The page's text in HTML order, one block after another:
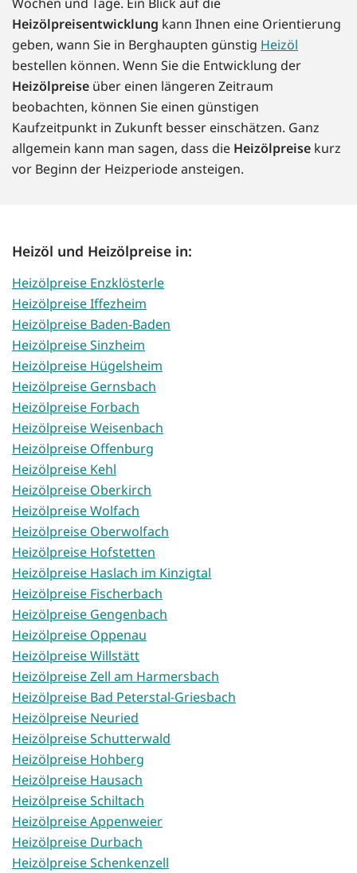
Heizölpreisentwicklung kann Ihnen eine Orientierung
geben, wann Sie in Berghaupten günstig Heizöl
bestellen können. Wenn Sie die Entwicklung der
Heizölpreise über einen längeren Zeitraum
beobachten, können Sie einen günstigen
Kaufzeitpunkt in Zukunft besser einschätzen. Ganz
allgemein kann man sagen, dass die Heizölpreise kurz
vor Beginn der Heizperiode ansteigen.
Heizöl und Heizölpreise in:
Heizölpreise Enzklösterle
Heizölpreise Iffezheim
Heizölpreise Baden-Baden
Heizölpreise Sinzheim
Heizölpreise Hügelsheim
Heizölpreise Gernsbach
Heizölpreise Forbach
Heizölpreise Weisenbach
Heizölpreise Offenburg
Heizölpreise Kehl
Heizölpreise Oberkirch
Heizölpreise Wolfach
Heizölpreise Oberwolfach
Heizölpreise Hofstetten
Heizölpreise Haslach im Kinzigtal
Heizölpreise Fischerbach
Heizölpreise Gengenbach
Heizölpreise Oppenau
Heizölpreise Willstätt
Heizölpreise Zell am Harmersbach
Heizölpreise Bad Peterstal-Griesbach
Heizölpreise Neuried
Heizölpreise Schutterwald
Heizölpreise Hohberg
Heizölpreise Hausach
Heizölpreise Schiltach
Heizölpreise Appenweier
Heizölpreise Durbach
Heizölpreise Schenkenzell